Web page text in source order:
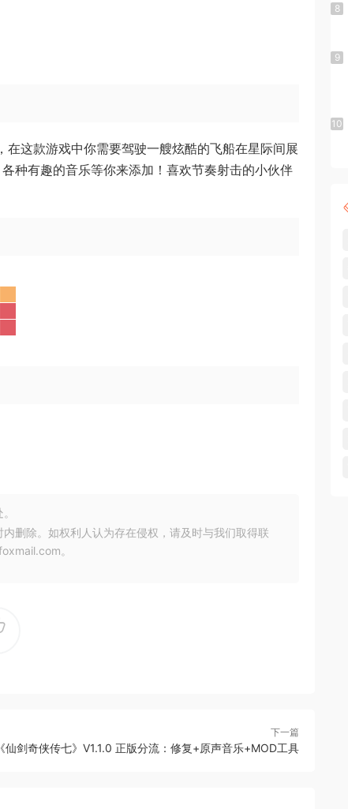
这款游戏中你需要驾驶一艘炫酷的飞船在星际间展
种有趣的音乐等你来添加！喜欢节奏射击的小伙伴
删除。如权利人认为存在侵权，请及时与我们取得联
。
下一篇
《仙剑奇侠传七》V1.1.0 正版分流：修复+原声音乐+MOD工具
8
9
10